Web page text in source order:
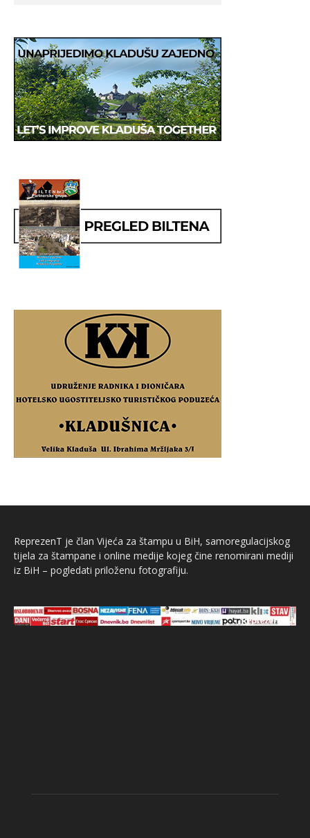
ReprezenT je član Vijeća za štampu u BiH, samoregulacijskog
tijela za štampane i online medije kojeg čine renomirani mediji
iz BiH – pogledati priloženu fotografiju.